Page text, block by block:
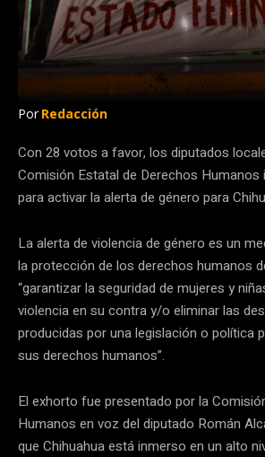
Por Redacción
Con 28 votos a favor, los diputados
Comisión Estatal de Derechos Humanos
para activar la alerta de género para
La alerta de violencia de género es un
la protección de los derechos humanos
“garantizar la seguridad de mujeres y
violencia en su contra y/o eliminar las
producidas por una legislación o política
sus derechos humanos”.
El exhorto fue presentado por la
Humanos en voz del diputado Román
que Chihuahua está inmerso en un alto